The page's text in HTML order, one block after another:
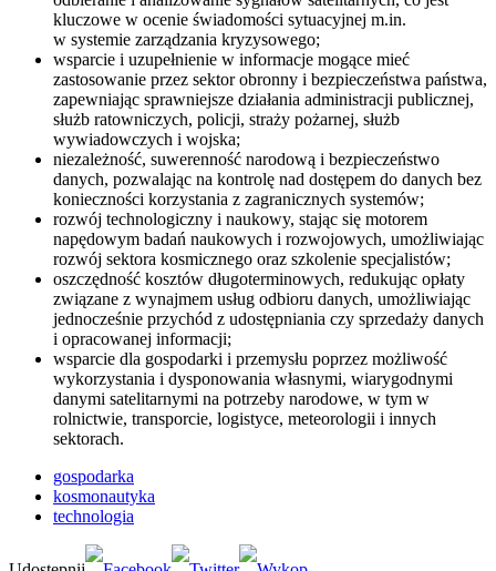
kluczowe w ocenie świadomości sytuacyjnej m.in.
w systemie zarządzania kryzysowego;
wsparcie i uzupełnienie w informacje mogące mieć
zastosowanie przez sektor obronny i bezpieczeństwa państwa,
zapewniając sprawniejsze działania administracji publicznej,
służb ratowniczych, policji, straży pożarnej, służb
wywiadowczych i wojska;
niezależność, suwerenność narodową i bezpieczeństwo
danych, pozwalając na kontrolę nad dostępem do danych bez
konieczności korzystania z zagranicznych systemów;
rozwój technologiczny i naukowy, stając się motorem
napędowym badań naukowych i rozwojowych, umożliwiając
rozwój sektora kosmicznego oraz szkolenie specjalistów;
oszczędność kosztów długoterminowych, redukując opłaty
związane z wynajmem usług odbioru danych, umożliwiając
jednocześnie przychód z udostępniania czy sprzedaży danych
i opracowanej informacji;
wsparcie dla gospodarki i przemysłu poprzez możliwość
wykorzystania i dysponowania własnymi, wiarygodnymi
danymi satelitarnymi na potrzeby narodowe, w tym w
rolnictwie, transporcie, logistyce, meteorologii i innych
sektorach.
gospodarka
kosmonautyka
technologia